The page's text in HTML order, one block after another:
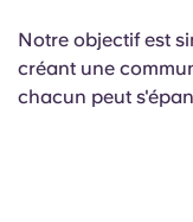
Notre objectif est
créant une
chacun peut